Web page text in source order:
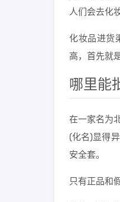
人们会去化
化妆品进货
高，首先就
哪里能
在一家名为
(化名)显得
安全套。
只有正品和